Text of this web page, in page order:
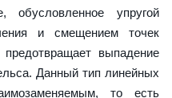
обусловленное упругой
и смещением точек
выпадение
Данный тип линейных
то есть